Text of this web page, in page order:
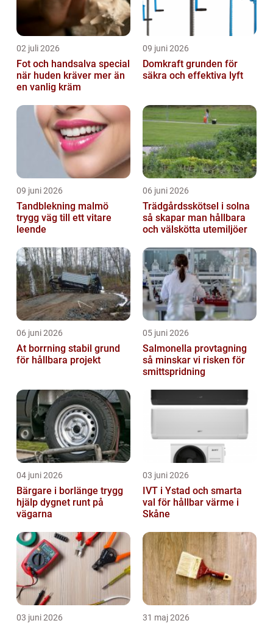
02 juli 2026
Fot och handsalva special
när huden kräver mer än
en vanlig kräm
09 juni 2026
Domkraft grunden för
säkra och effektiva lyft
09 juni 2026
Tandblekning malmö
trygg väg till ett vitare
leende
06 juni 2026
Trädgårdsskötsel i solna
så skapar man hållbara
och välskötta utemiljöer
06 juni 2026
At borrning stabil grund
för hållbara projekt
05 juni 2026
Salmonella provtagning
så minskar vi risken för
smittspridning
04 juni 2026
Bärgare i borlänge trygg
hjälp dygnet runt på
vägarna
03 juni 2026
IVT i Ystad och smarta
val för hållbar värme i
Skåne
03 juni 2026 31 maj 2026